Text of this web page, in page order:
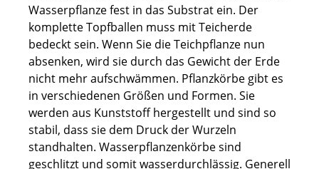
Wasserpflanze fest in das Substrat ein. Der
komplette Topfballen muss mit Teicherde
bedeckt sein. Wenn Sie die Teichpflanze nun
absenken, wird sie durch das Gewicht der Erde
nicht mehr aufschwämmen. Pflanzkörbe gibt es
in verschiedenen Größen und Formen. Sie
werden aus Kunststoff hergestellt und sind so
stabil, dass sie dem Druck der Wurzeln
standhalten. Wasserpflanzenkörbe sind
geschlitzt und somit wasserdurchlässig. Generell